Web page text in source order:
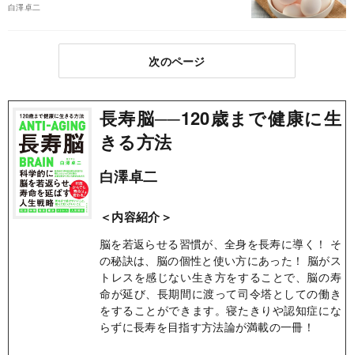
白澤卓二
次のページ
長寿脳──120歳まで健康に生
きる方法
白澤卓二
＜内容紹介＞
脳を若返らせる習慣が、全身を長寿に導く！ そ
の秘訣は、脳の個性と使い方にあった！ 脳がス
トレスを感じない生き方をすることで、脳の寿
命が延び、長期間に渡って司令塔としての働き
をすることができます。寝たきりや認知症にな
らずに長寿を目指す方法論が満載の一冊！